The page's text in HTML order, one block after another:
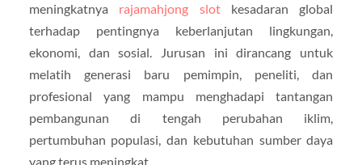
meningkatnya rajamahjong slotkesadaran global
terhadap pentingnya keberlanjutan lingkungan,
ekonomi, dan sosial. Jurusan ini dirancang untuk
melatih generasi baru pemimpin, peneliti, dan
profesional yang mampu menghadapi tantangan
pembangunan di tengah perubahan iklim,
pertumbuhan populasi, dan kebutuhan sumber daya
yang terus meningkat.